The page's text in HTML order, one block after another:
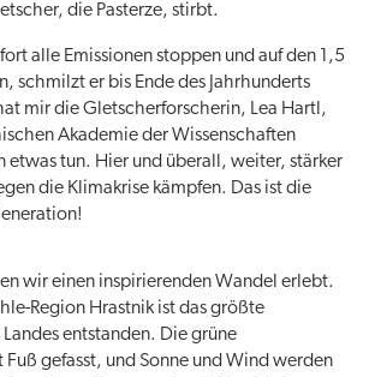
die Pasterze, stirbt.
alle Emissionen stoppen und auf den 1,5
schmilzt er bis Ende des Jahrhunderts
mir die Gletscherforscherin, Lea Hartl,
Akademie der Wissenschaften
etwas tun. Hier und überall, weiter, stärker
die Klimakrise kämpfen. Das ist die
wir einen inspirierenden Wandel erlebt.
Region Hrastnik ist das größte
entstanden. Die grüne
Fuß gefasst, und Sonne und Wind werden